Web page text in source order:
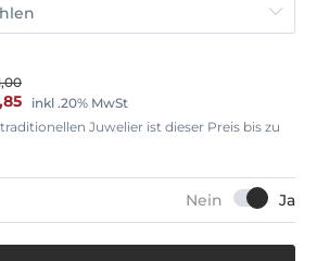
inkl .20% MwSt
Juwelier ist dieser Preis bis zu